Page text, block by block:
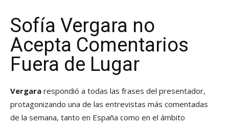
Sofía Vergara no
Acepta Comentarios
Fuera de Lugar
Vergara respondió a todas las frases del presentador,
protagonizando una de las entrevistas más comentadas
de la semana, tanto en España como en el ámbito